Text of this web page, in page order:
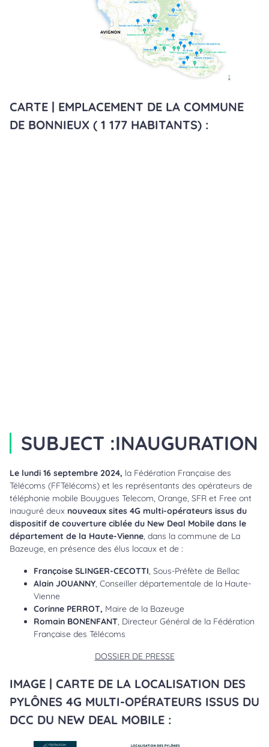
CARTE | EMPLACEMENT DE LA COMMUNE
DE BONNIEUX ( 1 177 HABITANTS) :
SUBJECT :INAUGURATION
Le lundi 16 septembre 2024, la Fédération Française des
Télécoms (FFTélécoms) et les représentants des opérateurs de
téléphonie mobile Bouygues Telecom, Orange, SFR et Free ont
inauguré deux nouveaux sites 4G multi-opérateurs issus du
dispositif de couverture ciblée du New Deal Mobile dans le
département de la Haute-Vienne, dans la commune de La
Bazeuge, en présence des élus locaux et de :
Françoise SLINGER-CECOTTI, Sous-Préfète de Bellac
Alain JOUANNY, Conseiller départementale de la Haute-
Vienne
Corinne PERROT, Maire de la Bazeuge
Romain BONENFANT, Directeur Général de la Fédération
Française des Télécoms
DOSSIER DE PRESSE
IMAGE | CARTE DE LA LOCALISATION DES
PYLÔNES 4G MULTI-OPÉRATEURS ISSUS DU
DCC DU NEW DEAL MOBILE :